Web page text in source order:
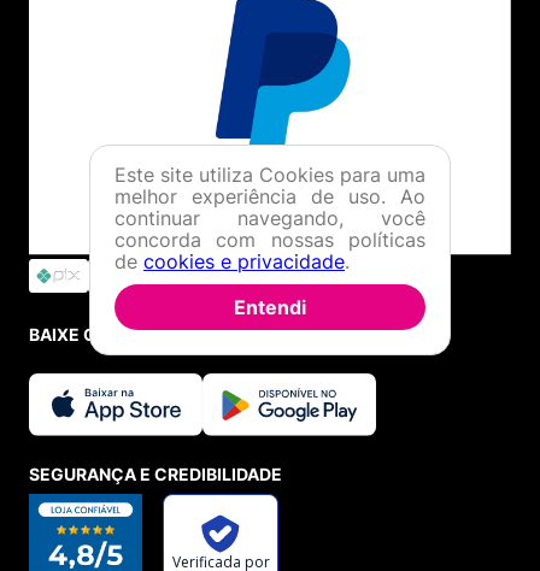
BAIXE O APP
SEGURANÇA E CREDIBILIDADE
Este site utiliza Cookies para uma
melhor experiência de uso. Ao
continuar navegando, você
concorda com nossas políticas
de cookies e privacidade.
Entendi